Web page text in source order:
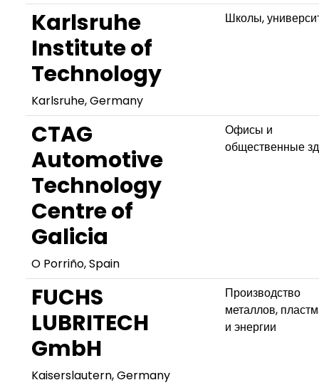
Karlsruhe
Institute of
Technology
Karlsruhe, Germany
Школы,
CTAG
Automotive
Technology
Centre of
Galicia
O Porriño, Spain
Офисы и
общественные
FUCHS
LUBRITECH
GmbH
Kaiserslautern, Germany
Производство
металлов,
и энергии